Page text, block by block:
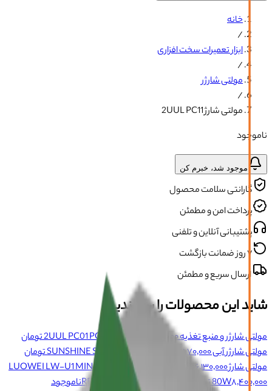
خانه
/
ابزار تعمیرات سخت افزاری
/
مولتی شارژر
/
مولتی شارژ 2UUL PC11
ناموجود
موجود شد، خبرم کن
گارانتی سلامت محصول
پرداخت امن و مطمئن
پشتیبانی آنلاین و تلفنی
۷ روز ضمانت بازگشت
ارسال سریع و مطمئن
شاید این محصولات را بپسندید
مولتی شارژر و منبع تغذیه 2UUL PC01 POWER MAX۱۱٬۹۵۰٬۰۰۰ تومان
مولتی شارژر آبی SUNSHINE SS-304Q NEW 2025۳٬۵۷۰٬۰۰۰ تومان
مولتی شارژ YCS S550۶٬۱۳۰٬۰۰۰ تومان
مولتی شارژ LUOWEI LW-U1 MINI
80W۸٬۴۰۰٬۰۰۰ تومان ناموجود